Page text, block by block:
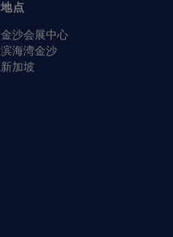
地点
金沙会展中心
滨海湾金沙
新加坡